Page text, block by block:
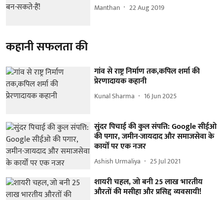
Manthan 22 Aug 2019
कहानी सफलता की
गांव से राष्ट्र निर्माण तक,कपिल शर्मा की
प्रेरणादायक कहानी
Kunal Sharma 16 Jun 2025
सुंदर पिचाई की कुल संपत्ति: Google सीईओ
की पगार, जमीन-जायदाद और समाजसेवा के
कार्यों पर एक नजर
Ashish Urmaliya 25 Jul 2021
शायरी चहल, जो बनी 25 लाख भारतीय
औरतों की मसीहा और प्रसिद्द व्यवसायी!